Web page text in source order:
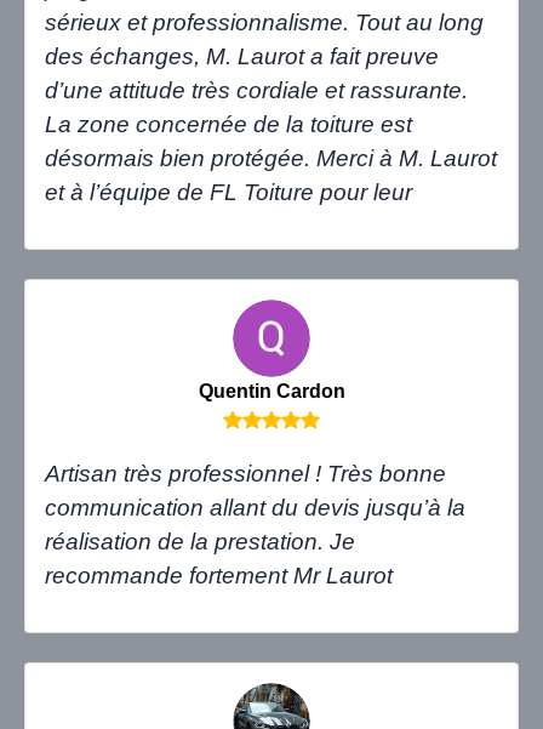
sérieux et professionnalisme. Tout au long
des échanges, M. Laurot a fait preuve
d’une attitude très cordiale et rassurante.
La zone concernée de la toiture est
désormais bien protégée. Merci à M. Laurot
et à l’équipe de FL Toiture pour leur
Quentin Cardon
Artisan très professionnel ! Très bonne
communication allant du devis jusqu’à la
réalisation de la prestation. Je
recommande fortement Mr Laurot